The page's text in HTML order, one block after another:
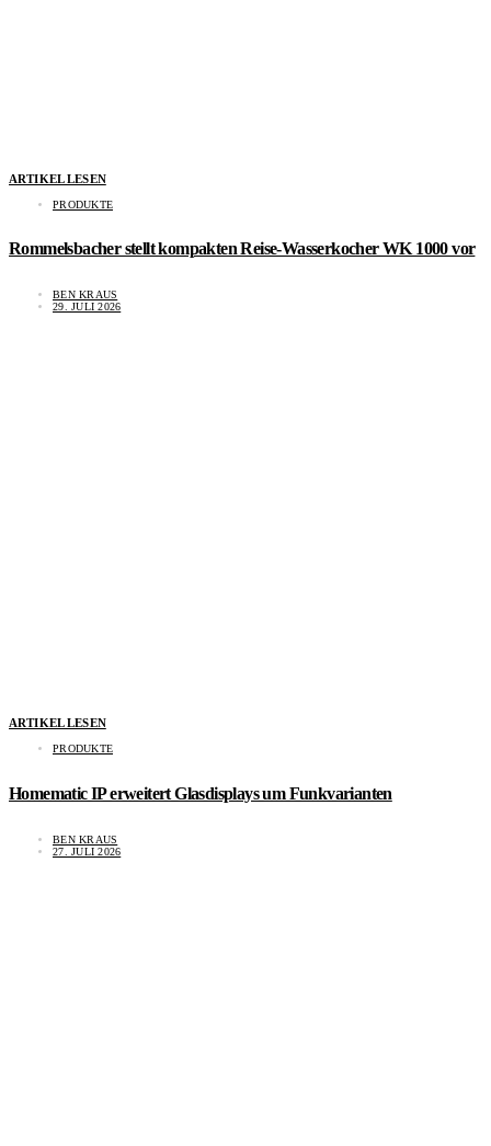
ARTIKEL LESEN
PRODUKTE
Rommelsbacher stellt kompakten Reise-Wasserkocher WK 1000 vor
BEN KRAUS
29. JULI 2026
ARTIKEL LESEN
PRODUKTE
Homematic IP erweitert Glasdisplays um Funkvarianten
BEN KRAUS
27. JULI 2026